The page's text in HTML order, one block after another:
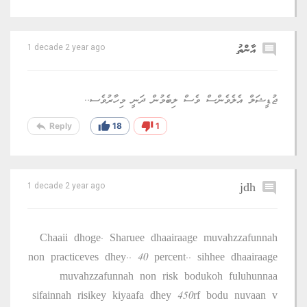
comment އާންތު 1 decade 2 year ago
ޖުޑީޝަލް އެލެވެންސް ވެސް ލިބެމުން ދަނީ މިހާރުވެސ..
reply Reply thumb_up 18 thumb_down 1
comment
jdh
1 decade 2 year ago
Chaaii dhoge. Sharuee dhaairaage muvahzzafunnah
non practiceves dhey.. 40 percent.. sihhee dhaairaage
muvahzzafunnah non risk bodukoh fuluhunnaa
sifainnah risikey kiyaafa dhey 450rf bodu nuvaan v